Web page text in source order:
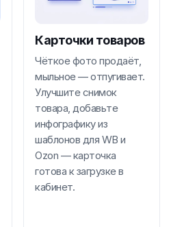
Карточки товаров
Чёткое фото продаёт,
мыльное — отпугивает.
Улучшите снимок
товара, добавьте
инфографику из
шаблонов для WB и
Ozon — карточка
готова к загрузке в
кабинет.